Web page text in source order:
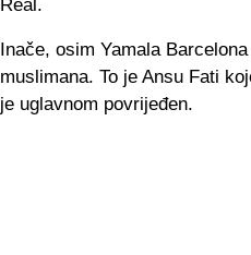
Real.
Inače, osim Yamala
muslimana. To je Ansu Fati
je uglavnom povrijeđen.